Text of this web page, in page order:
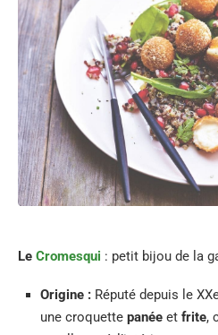
Le Cromesqui : petit bijou de la
Origine : Réputé depuis le
une croquette panée et frite,